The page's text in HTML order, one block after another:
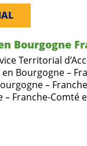
Bourgogne
Territorial
Bourgogne –
–
– Franche-Comté